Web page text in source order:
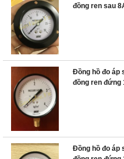
đồng ren sau
Đồng hồ đo áp
đồng ren đứng
Đồng hồ đo áp